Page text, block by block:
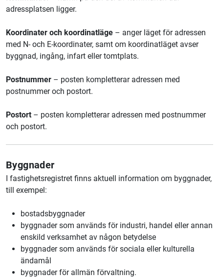
adressplatsen ligger.
Koordinater och koordinatläge – anger läget för adressen
med N- och E-koordinater, samt om koordinatläget avser
byggnad, ingång, infart eller tomtplats.
Postnummer – posten kompletterar adressen med
postnummer och postort.
Postort – posten kompletterar adressen med postnummer
och postort.
Byggnader
I fastighetsregistret finns aktuell information om byggnader,
till exempel:
bostadsbyggnader
byggnader som används för industri, handel eller annan
enskild verksamhet av någon betydelse
byggnader som används för sociala eller kulturella
ändamål
byggnader för allmän förvaltning.